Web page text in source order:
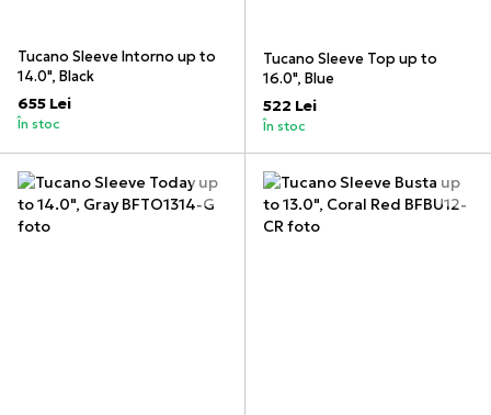
Tucano Sleeve Intorno up to
14.0", Black
655 Lei
În stoc
Tucano Sleeve Top up to
16.0", Blue
522 Lei
În stoc